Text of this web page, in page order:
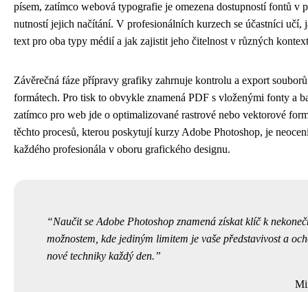
písem, zatímco webová typografie je omezena dostupností fontů v
nutností jejich načítání. V profesionálních kurzech se účastníci učí,
text pro oba typy médií a jak zajistit jeho čitelnost v různých
Závěrečná fáze přípravy grafiky zahrnuje kontrolu a export
formátech. Pro tisk to obvykle znamená PDF s vloženými fonty a
zatímco pro web jde o optimalizované rastrové nebo vektorové
těchto procesů, kterou poskytují kurzy Adobe Photoshop, je
každého profesionála v oboru grafického designu.
Naučit se Adobe Photoshop znamená získat klíč k
možnostem, kde jediným limitem je vaše představivost a
nové techniky každý den.